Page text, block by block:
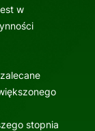
w
stopnia